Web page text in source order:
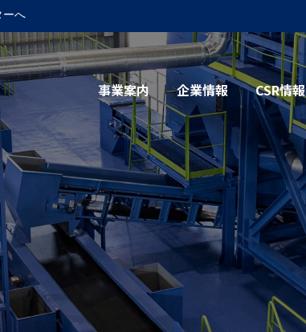
ーへ
事業案内 企業情報 CSR情報